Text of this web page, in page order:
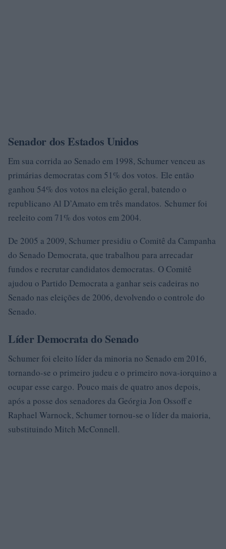
Senador dos Estados Unidos
Em sua corrida ao Senado em 1998, Schumer venceu as
primárias democratas com 51% dos votos. Ele então
ganhou 54% dos votos na eleição geral, batendo o
republicano Al D’Amato em três mandatos. Schumer foi
reeleito com 71% dos votos em 2004.
De 2005 a 2009, Schumer presidiu o Comitê da Campanha
do Senado Democrata, que trabalhou para arrecadar
fundos e recrutar candidatos democratas. O Comitê
ajudou o Partido Democrata a ganhar seis cadeiras no
Senado nas eleições de 2006, devolvendo o controle do
Senado.
Líder Democrata do Senado
Schumer foi eleito líder da minoria no Senado em 2016,
tornando-se o primeiro judeu e o primeiro nova-iorquino a
ocupar esse cargo. Pouco mais de quatro anos depois,
após a posse dos senadores da Geórgia Jon Ossoff e
Raphael Warnock, Schumer tornou-se o líder da maioria,
substituindo Mitch McConnell.